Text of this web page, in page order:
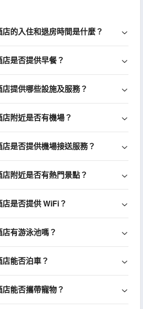
的入住和退房時間是什麼？
是否提供早餐？
提供哪些設施及服務？
附近是否有機場？
是否提供機場接送服務？
附近是否有熱門景點？
是否提供 WiFi？
有游泳池嗎？
能否泊車？
能否攜帶寵物？